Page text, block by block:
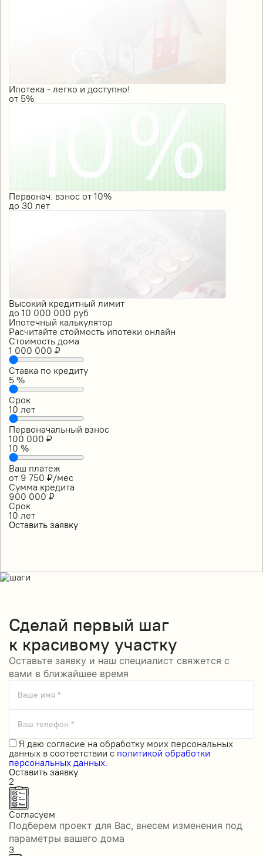
Ипотека - легко и доступно!
от 5%
Первонач. взнос от 10%
до 30 лет
Высокий кредитный лимит
до 10 000 000 руб
Ипотечный калькулятор
Расчитайте стоймость ипотеки онлайн
Стоимость дома
1 000 000 ₽
Ставка по кредиту
5 %
Срок
10 лет
Первоначальный взнос
100 000 ₽
10 %
Ваш платеж
от 9 750 ₽/мес
Сумма кредита
900 000 ₽
Срок
10 лет
Оставить заявку
Сделай первый шаг
к красивому участку
Оставьте заявку и наш специалист свяжется с
вами в ближайшее время
Ваше имя *
Ваш телефон *
Я даю согласие на обработку моих персональных
данных в соответствии с политикой обработки
персональных данных.
Оставить заявку
2
Согласуем
Подберем проект для Вас, внесем изменения под
параметры вашего дома
3